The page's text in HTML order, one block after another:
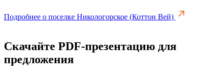
Подробнее о поселке Никологорское (Коттон Вей)
Скачайте PDF-презентацию для
предложения